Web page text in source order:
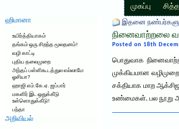
முகப்பு
ஹிமானா
உயிர்த்தியாகம்
தங்கம் ஒரு சிறந்த மூலதனம்!
வழி காட்டி
புதிய தலைமுறை
அந்தப் பள்ளிகூடத்துல எல்லாமே
ஓசியா?
ஹாஜி எம்.கே.ஏ. ஜப்பார்
மகளிர் இட ஒதுக்கீடு
உள்ளொதுக்கீடு!
பந்தா
அறிவியல்
இதனை
நினைவாற்றலை
Posted on 18th
பொதுவாக
முக்கியமான
சக்தியாக மாற
உண்மைகள். பல நூறு